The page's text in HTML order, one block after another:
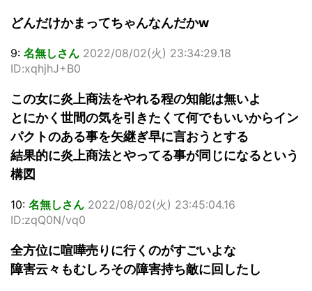
どんだけかまってちゃんなんだかw
9: 名無しさん 2022/08/02(火) 23:34:29.18
ID:xqhjhJ+B0
この女に炎上商法をやれる程の知能は無いよ
とにかく世間の気を引きたくて何でもいいからイン
パクトのある事を矢継ぎ早に言おうとする
結果的に炎上商法とやってる事が同じになるという
構図
10: 名無しさん 2022/08/02(火) 23:45:04.16
ID:zqQ0N/vq0
全方位に喧嘩売りに行くのがすごいよな
障害云々もむしろその障害持ち敵に回したし